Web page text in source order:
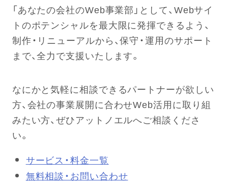
「あなたの会社のWeb事業部」として、Webサイ
トのポテンシャルを最大限に発揮できるよう、
制作・リニューアルから、保守・運用のサポート
まで、全力で支援いたします。
なにかと気軽に相談できるパートナーが欲しい
方、会社の事業展開に合わせWeb活用に取り組
みたい方、ぜひアットノエルへご相談くださ
い。
サービス・料金一覧
無料相談・お問い合わせ